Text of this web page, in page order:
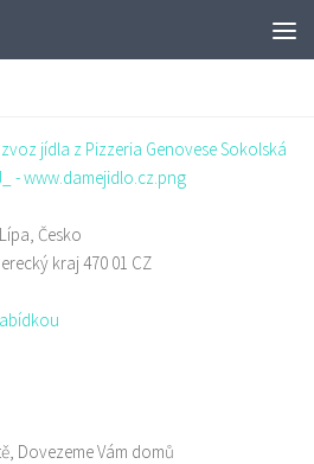
Česko
kraj470 01 CZ
Dovezeme Vám domů